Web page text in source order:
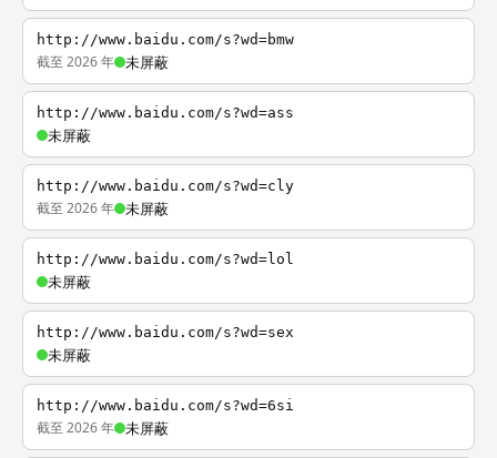
http://www.baidu.com/s?wd=bmw
截至 2026 年 未屏蔽
http://www.baidu.com/s?wd=ass
未屏蔽
http://www.baidu.com/s?wd=cly
截至 2026 年 未屏蔽
http://www.baidu.com/s?wd=lol
未屏蔽
http://www.baidu.com/s?wd=sex
未屏蔽
http://www.baidu.com/s?wd=6si
截至 2026 年 未屏蔽